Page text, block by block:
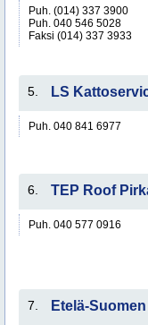
Puh. (014) 337 3900
Puh. 040 546 5028
Faksi (014) 337 3933
5. LS
Puh. 040 841 6977
6. TEP Roof
Puh. 040 577 0916
7. Etelä-